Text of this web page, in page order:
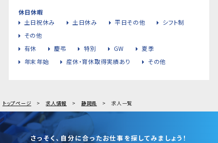
休日休暇
土日祝休み
土日休み 平日その他
シフト制
その他
有休
慶弔 特別 GW
夏季
年末年始
産休・育休取得実績あり その他
トップページ 求人情報 静岡県 求人一覧
さっそく、自分に合ったお仕事を探してみましょう！